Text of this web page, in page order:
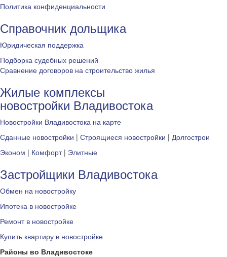
Политика конфиденциальности
Справочник дольщика
Юридическая поддержка
Подборка судебных решений
Сравнение договоров на строительство жилья
Жилые комплексы
новостройки Владивостока
Новостройки Владивостока на карте
Сданные новостройки | Строящиеся новостройки | Долгострои
Эконом | Комфорт| Элитные
Застройщики Владивостока
Обмен на новостройку
Ипотека в новостройке
Ремонт в новостройке
Купить квартиру в новостройке
Районы во Владивостоке